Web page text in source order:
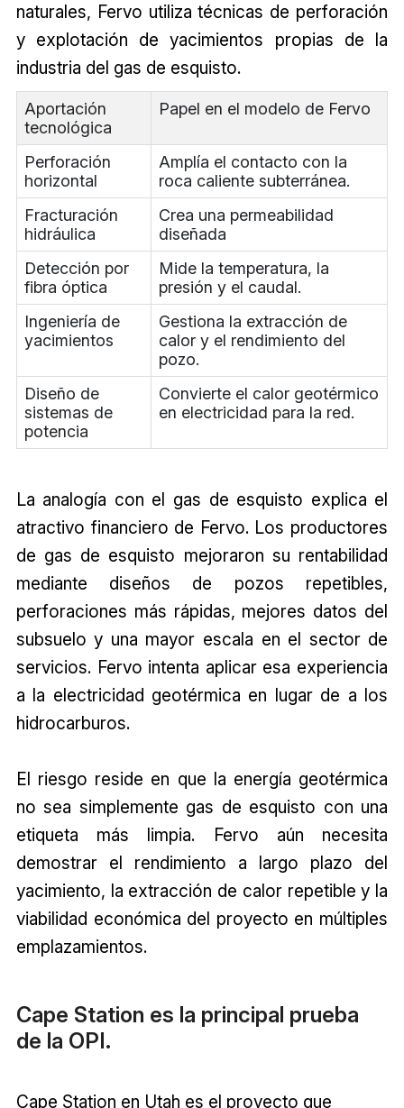
naturales, Fervo utiliza técnicas de perforación
y explotación de yacimientos propias de la
industria del gas de esquisto.
Aportación
tecnológica
Papel en el modelo de Fervo
Perforación
horizontal
Amplía el contacto con la
roca caliente subterránea.
Fracturación
hidráulica
Crea una permeabilidad
diseñada
Detección por
fibra óptica
Mide la temperatura, la
presión y el caudal.
Ingeniería de
yacimientos
Gestiona la extracción de
calor y el rendimiento del
pozo.
Diseño de
sistemas de
potencia
Convierte el calor geotérmico
en electricidad para la red.
La analogía con el gas de esquisto explica el
atractivo financiero de Fervo. Los productores
de gas de esquisto mejoraron su rentabilidad
mediante diseños de pozos repetibles,
perforaciones más rápidas, mejores datos del
subsuelo y una mayor escala en el sector de
servicios. Fervo intenta aplicar esa experiencia
a la electricidad geotérmica en lugar de a los
hidrocarburos.
El riesgo reside en que la energía geotérmica
no sea simplemente gas de esquisto con una
etiqueta más limpia. Fervo aún necesita
demostrar el rendimiento a largo plazo del
yacimiento, la extracción de calor repetible y la
viabilidad económica del proyecto en múltiples
emplazamientos.
Cape Station es la principal prueba
de la OPI.
Cape Station en Utah es el proyecto que